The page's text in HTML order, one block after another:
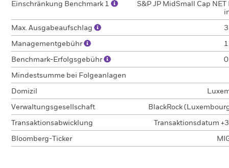
Einschränkung Benchmark 1
S&P JP MidSmall Cap NET
Max. Ausgabeaufschlag
Managementgebühr
Benchmark-Erfolgsgebühr
Mindestsumme bei Folgeanlagen
Domizil
Verwaltungsgesellschaft BlackRock
Transaktionsabwicklung Transaktionsdatum
Bloomberg-Ticker